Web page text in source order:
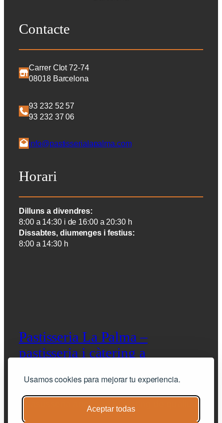
Usamos cookies para mejorar tu experiencia.
Aceptar todas
Contacte
Carrer Clot 72-74
08018 Barcelona
93 232 52 57
93 232 37 06
info@pastisserialapalma.com
Horari
Dilluns a divendres:
8:00 a 14:30 i de 16:00 a 20:30 h
Dissabtes, diumenges i festius:
8:00 a 14:30 h
Pastisseria La Palma –
pastisseria i càtering a
pastisseria artesana i càtering de qualitat